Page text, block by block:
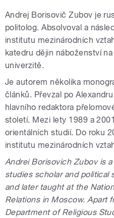
Andrej Borisovič Zubov je
politolog. Absolvoval a
institutu mezinárodních
katedru dějin náboženství
univerzitě.
Je autorem několika
článků. Převzal po
hlavního redaktora
století. Mezi lety 1989 a
orientálních studií. Do roku
institutu mezinárodních
Andrei Borisovich Zubov is
studies scholar and political
and later taught at the
Relations in Moscow. Apart
Department of Religious